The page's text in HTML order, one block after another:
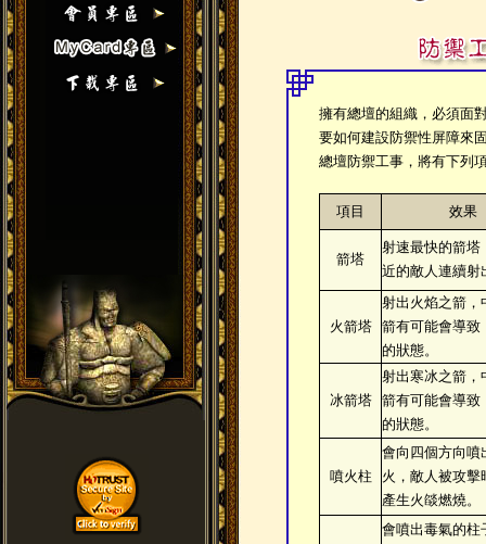
擁有總壇的組織，必須面
要如何建設防禦性屏障來
總壇防禦工事，將有下列
項目 效果
箭塔
射速最快的箭塔
近的敵人連續射
火箭塔
射出火焰之箭，
箭有可能會導致
的狀態。
冰箭塔
射出寒冰之箭，
箭有可能會導致
的狀態。
噴火柱
會向四個方向噴
火，敵人被攻擊
產生火燄燃燒。
會噴出毒氣的柱